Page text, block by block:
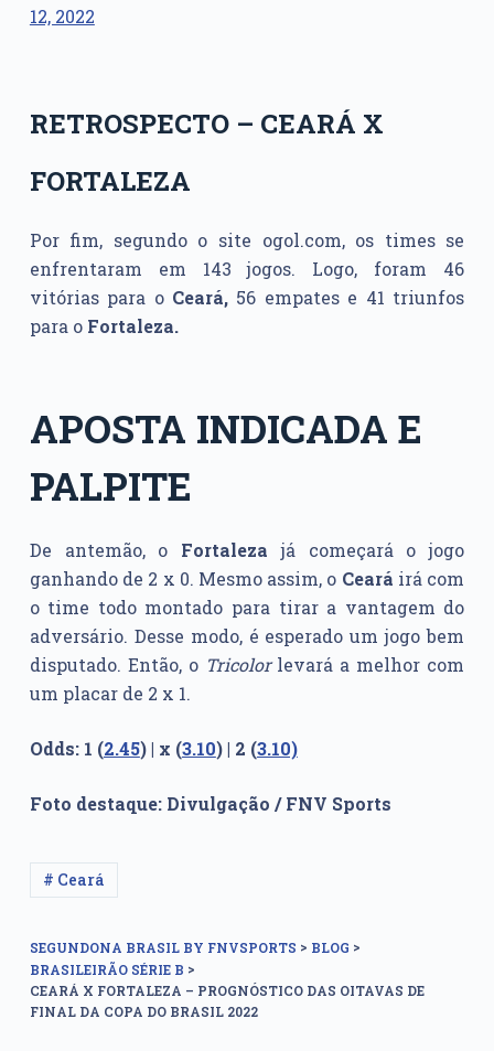
12, 2022
RETROSPECTO – CEARÁ X
FORTALEZA
Por fim, segundo o site ogol.com, os times se
enfrentaram em 143 jogos. Logo, foram 46
vitórias para o Ceará, 56 empates e 41 triunfos
para o Fortaleza.
APOSTA INDICADA E
PALPITE
De antemão, o Fortaleza já começará o jogo
ganhando de 2 x 0. Mesmo assim, o Ceará irá com
o time todo montado para tirar a vantagem do
adversário. Desse modo, é esperado um jogo bem
disputado. Então, o Tricolorlevará a melhor com
um placar de 2 x 1.
Odds: 1 (2.45) | x (3.10) | 2 (3.10)
Foto destaque: Divulgação / FNV Sports
# Ceará
SEGUNDONA BRASIL BY FNVSPORTS > BLOG >
BRASILEIRÃO SÉRIE B >
CEARÁ X FORTALEZA – PROGNÓSTICO DAS OITAVAS DE
FINAL DA COPA DO BRASIL 2022